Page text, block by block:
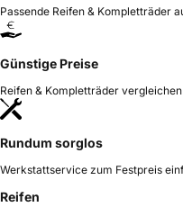
Passende Reifen & Kompletträder
Günstige Preise
Reifen & Kompletträder
Rundum sorglos
Werkstattservice zum Festpreis
Reifen